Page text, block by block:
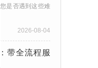
是否遇到这些难
2026-08-04
带全流程服